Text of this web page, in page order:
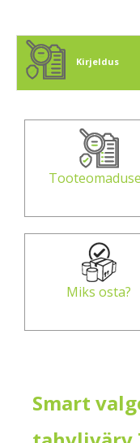
Kirjeldus
Miks osta?
Smart